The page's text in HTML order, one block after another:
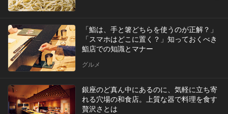
「鮨は、手と箸どちらを使うのが正解？」
「スマホはどこに置く？」知っておくべき
鮨店での知識とマナー
グルメ
銀座のど真ん中にあるのに、気軽に立ち寄
れる穴場の和食店。上質な器で料理を食す
贅沢さとは